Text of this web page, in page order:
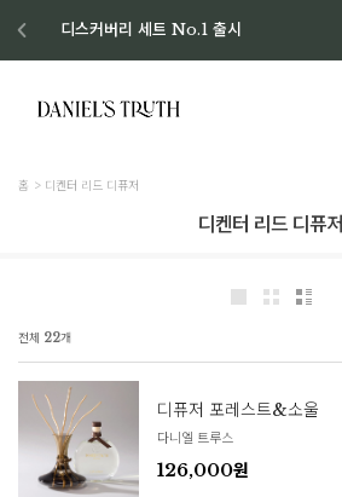
디스커버리 세트 No.1 출시
8월 이벤트 혜택
8월 증정품
신규회원 가입 혜택
홈 디켄터 리드 디퓨저
디켄터 리드 디퓨저
전체 22개
디퓨저 포레스트&소울
다니엘 트루스
126,000원